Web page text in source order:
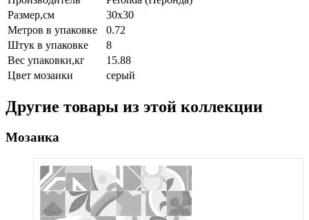
Размер,см
30x30
Метров в упаковке
0.72
Штук в упаковке
8
Вес упаковки,кг
15.88
Цвет мозаики
серый
Другие товары из этой коллекции
Мозаика